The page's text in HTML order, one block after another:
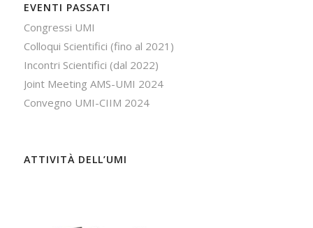
EVENTI PASSATI
Congressi UMI
Colloqui Scientifici (fino al 2021)
Incontri Scientifici (dal 2022)
Joint Meeting AMS-UMI 2024
Convegno UMI-CIIM 2024
ATTIVITÀ DELL’UMI